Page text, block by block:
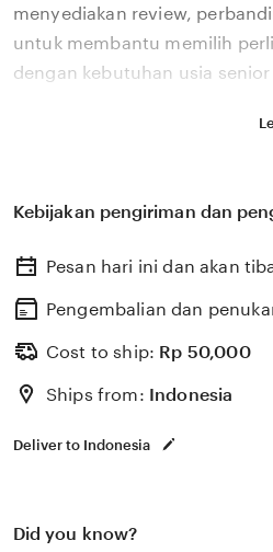
menyediakan review,
untuk membantu memilih
dengan kebutuhan usia
Situs SLOTIFY808 teknologi
dengan kebutuhan usia senior
Kebijakan pengiriman dan
Pesan hari ini dan akan
Pengembalian dan
Cost to ship: Rp 50,000
Ships from: Indonesia
Deliver to Indonesia
Did you know?